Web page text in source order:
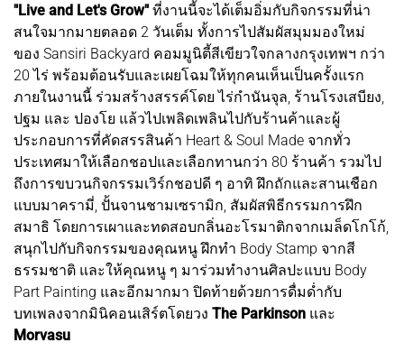
"Live and Let's Grow"ที่งานนี้จะได้เต็มอิ่มกับกิจกรรมที่น่า
สนใจมากมายตลอด 2 วันเต็ม ทั้งการไปสัมผัสมุมมองใหม่
ของ Sansiri Backyard คอมมูนิตี้สีเขียวใจกลางกรุงเทพฯ กว่า
20 ไร่ พร้อมต้อนรับและเผยโฉมให้ทุกคนเห็นเป็นครั้งแรก
ภายในงานนี้ ร่วมสร้างสรรค์โดย ไร่กำนันจุล, ร้านโรงเสบียง,
ปฐม และ ปองโย แล้วไปเพลิดเพลินไปกับร้านค้าและผู้
ประกอบการที่คัดสรรสินค้า Heart & Soul Made จากทั่ว
ประเทศมาให้เลือกชอปและเลือกทานกว่า 80 ร้านค้า รวมไป
ถึงการขบวนกิจกรรมเวิร์กชอปดี ๆ อาทิ ฝึกถักและสานเชือก
แบบมาครามี่, ปั้นจานชามเซรามิก, สัมผัสพิธีกรรมการฝึก
สมาธิ โดยการเผาและทดสอบกลิ่นอะโรมาติกจากเมล็ดโกโก้,
สนุกไปกับกิจกรรมของคุณหนู ฝึกทำ Body Stamp จากสี
ธรรมชาติ และให้คุณหนู ๆ มาร่วมทำงานศิลปะแบบ Body
Part Painting และอีกมากมา ปิดท้ายด้วยการดื่มด่ำกับ
บทเพลงจากมินิคอนเสิร์ตโดยวง The Parkinson และ
Morvasu